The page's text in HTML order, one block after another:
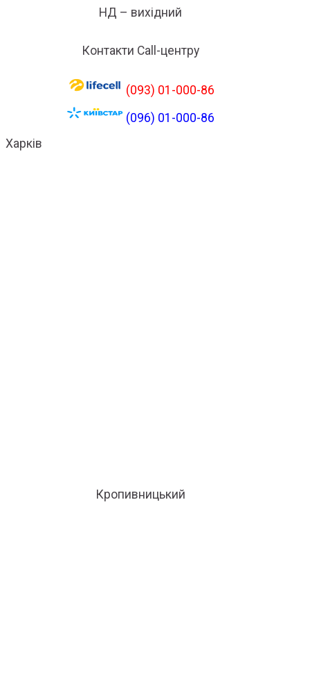
НД – вихідний
Контакти Call-центру
(093) 01-000-86
(096) 01-000-86
Харків
Кропивницький